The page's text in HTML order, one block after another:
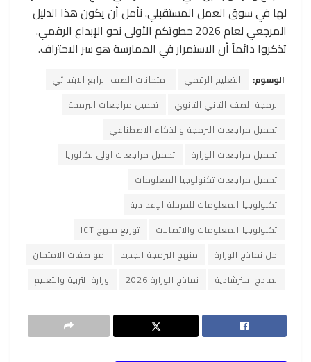
لها في سوق العمل المستقبلي. نأمل أن يكون هذا الدليل
المرجعي لعام 2026 خطوتكم الأولى نحو الإبداع الرقمي.
تذكروا دائماً أن الاستمرار في الممارسة هو سر الاحتراف.
الوسوم: التعليم الرقمي
امتحانات الصف الرابع الابتدائي
برمجة الصف الثاني الثانوي
تحميل مراجعات البرمجة
تحميل مراجعات البرمجة والذكاء الاصطناعي
تحميل مراجعات الوزارة
تحميل مراجعات اولى بكالوريا
تحميل مراجعات تكنولوجيا المعلومات
تكنولوجيا المعلومات للمرحلة الإعدادية
تكنولوجيا المعلومات والاتصالات
توزيع منهج ICT
حل نماذج الوزارة
منهج البرمجة الجديد
مواصفات الامتحان
نماذج استرشادية
نماذج الوزارة 2026 وزارة التربية والتعليم